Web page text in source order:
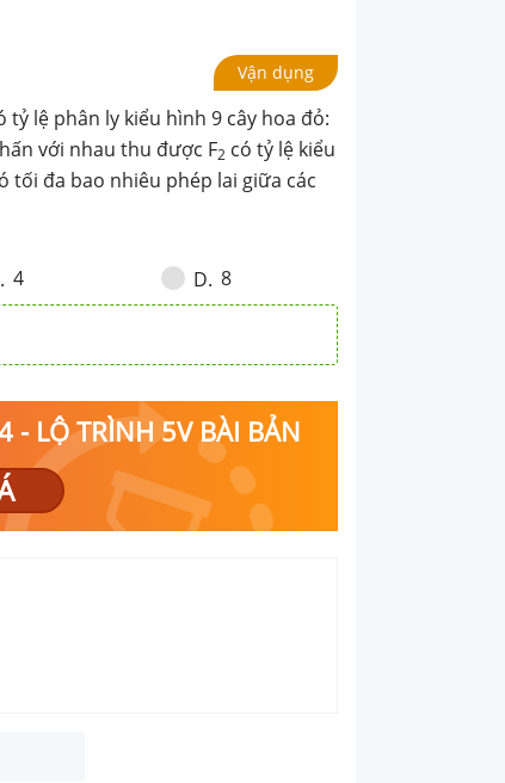
lai giữa các
trên?
Vận dụng
tỷ lệ phân ly kiểu hình 9 cây hoa đỏ:
với nhau thu được F2 có tỷ lệ kiểu
tối đa bao nhiêu phép lai giữa các
. 4 D. 8
- LỘ TRÌNH 5V BÀI BẢN